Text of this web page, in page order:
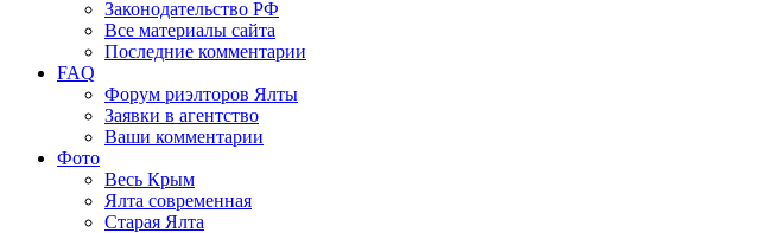
Законодательство РФ
Все материалы сайта
Последние комментарии
FAQ
Форум риэлторов Ялты
Заявки в агентство
Ваши комментарии
Фото
Весь Крым
Ялта современная
Старая Ялта